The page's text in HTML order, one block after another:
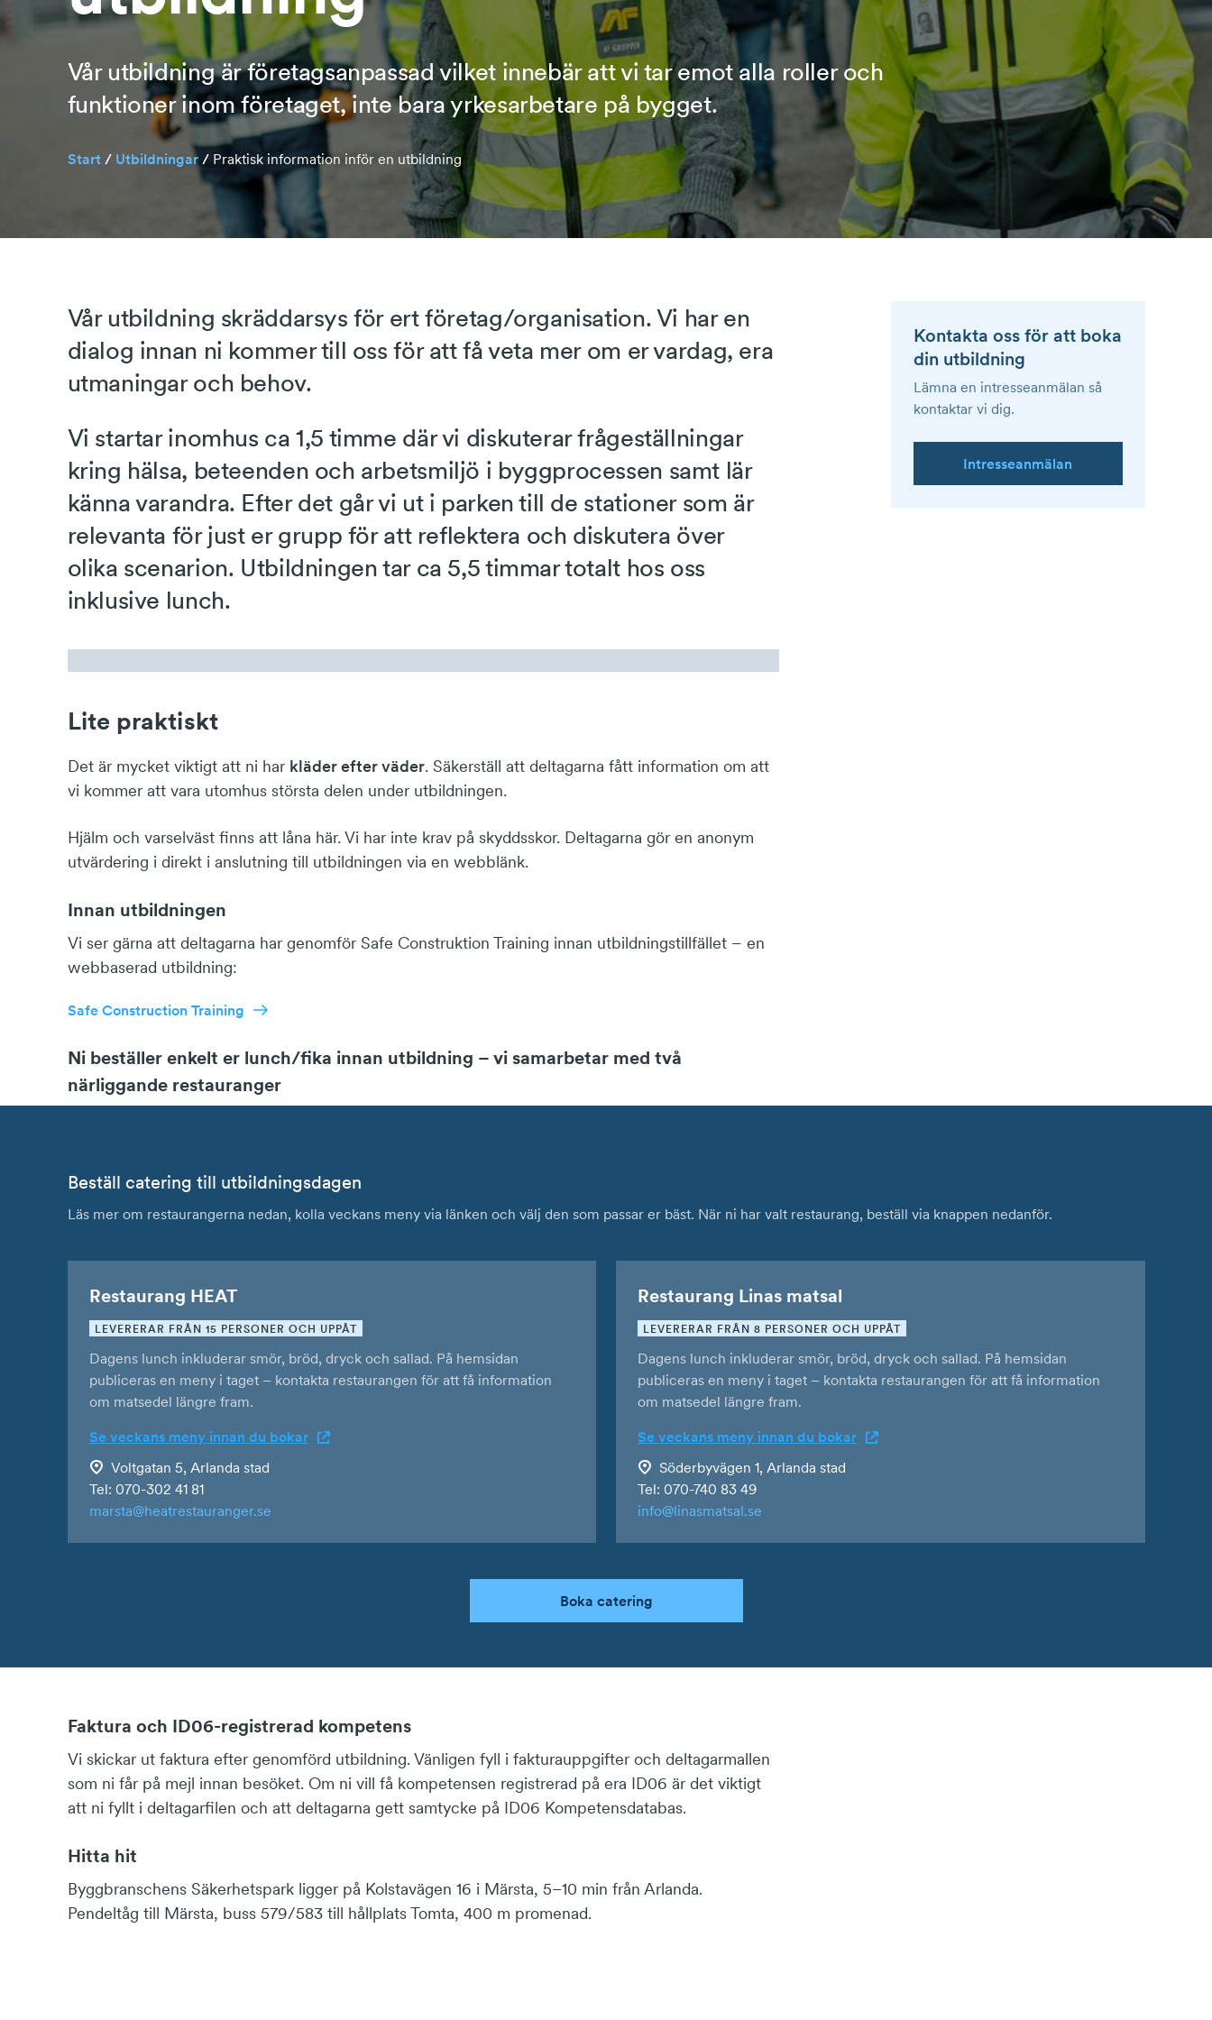
Vår utbildning är företagsanpassad vilket innebär att vi tar emot alla roller och
funktioner inom företaget, inte bara yrkesarbetare på bygget.
Start/ Utbildningar/ Praktisk information inför en utbildning
Vår utbildning skräddarsys för ert företag/organisation. Vi har en
dialog innan ni kommer till oss för att få veta mer om er vardag, era
utmaningar och behov.
Vi startar inomhus ca 1,5 timme där vi diskuterar frågeställningar
kring hälsa, beteenden och arbetsmiljö i byggprocessen samt lär
känna varandra. Efter det går vi ut i parken till de stationer som är
relevanta för just er grupp för att reflektera och diskutera över
olika scenarion. Utbildningen tar ca 5,5 timmar totalt hos oss
inklusive lunch.
Lite praktiskt
Det är mycket viktigt att ni har kläder efter väder. Säkerställ att deltagarna fått information om att
vi kommer att vara utomhus största delen under utbildningen.
Hjälm och varselväst finns att låna här. Vi har inte krav på skyddsskor. Deltagarna gör en anonym
utvärdering i direkt i anslutning till utbildningen via en webblänk.
Innan utbildningen
Vi ser gärna att deltagarna har genomför Safe Construktion Training innan utbildningstillfället – en
webbaserad utbildning:
Safe Construction Training
Ni beställer enkelt er lunch/fika innan utbildning – vi samarbetar med två
närliggande restauranger
Beställ catering till utbildningsdagen
Läs mer om restaurangerna nedan, kolla veckans meny via länken och välj den som passar er bäst. När ni har valt restaurang, beställ via knappen nedanför.
Restaurang HEAT
LEVERERAR FRÅN 15 PERSONER OCH UPPÅT
Dagens lunch inkluderar smör, bröd, dryck och sallad. På hemsidan
publiceras en meny i taget – kontakta restaurangen för att få information
om matsedel längre fram.
Se veckans meny innan du bokar
Voltgatan 5, Arlanda stad
Tel: 070-302 41 81
marsta@heatrestauranger.se
Restaurang Linas matsal
LEVERERAR FRÅN 8 PERSONER OCH UPPÅT
Dagens lunch inkluderar smör, bröd, dryck och sallad. På hemsidan
publiceras en meny i taget – kontakta restaurangen för att få information
om matsedel längre fram.
Se veckans meny innan du bokar
Söderbyvägen 1, Arlanda stad
Tel: 070-740 83 49
info@linasmatsal.se
Boka catering
Faktura och ID06-registrerad kompetens
Vi skickar ut faktura efter genomförd utbildning. Vänligen fyll i fakturauppgifter och deltagarmallen
som ni får på mejl innan besöket. Om ni vill få kompetensen registrerad på era ID06 är det viktigt
att ni fyllt i deltagarfilen och att deltagarna gett samtycke på ID06 Kompetensdatabas.
Hitta hit
Byggbranschens Säkerhetspark ligger på Kolstavägen 16 i Märsta, 5–10 min från Arlanda.
Pendeltåg till Märsta, buss 579/583 till hållplats Tomta, 400 m promenad.
Kontakta oss för att boka
din utbildning
Lämna en intresseanmälan så
kontaktar vi dig.
Intresseanmälan